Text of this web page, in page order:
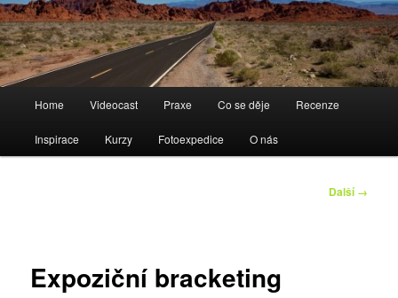
navigační
Home Videocast Praxe Co se děje Recenze
Inspirace Kurzy Fotoexpedice O nás
Další →
Expoziční bracketing